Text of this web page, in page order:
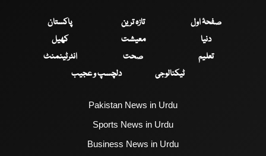
صفحۂ اول تازہ ترین
پاکستان
دنیا
معیشت
کھیل
تعلیم
صحت
انٹرٹینمنٹ
ٹیکنالوجی
دلچسپ و عجیب
Pakistan News in Urdu
Sports News in Urdu
Business News in Urdu